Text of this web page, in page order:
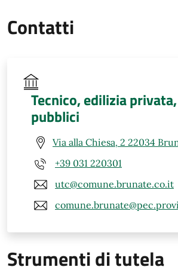
Contatti
Tecnico, edilizia
pubblici
Via alla Chiesa, 2 22034
+39 031 220301
utc@comune.brunate.co.it
Strumenti di tutela